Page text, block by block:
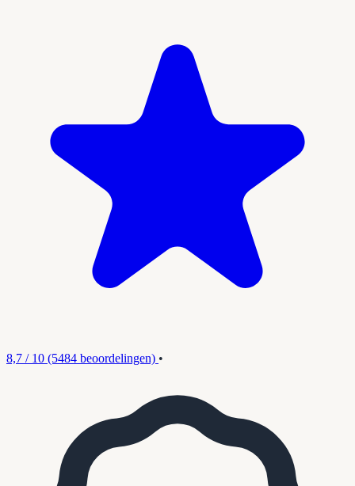
8,7 / 10 (5484 beoordelingen) •